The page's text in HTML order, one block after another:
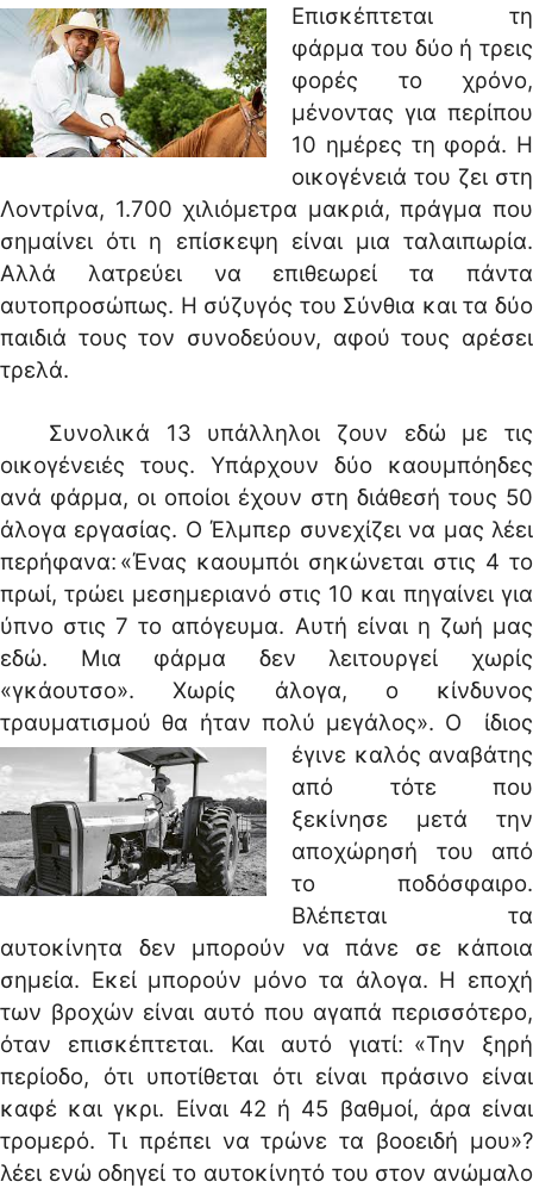
Επισκέπτεται τη
φάρμα του δύο ή τρεις
φορές το χρόνο,
μένοντας για περίπου
10 ημέρες τη φορά. Η
οικογένειά του ζει στη
Λοντρίνα, 1.700 χιλιόμετρα μακριά, πράγμα που
σημαίνει ότι η επίσκεψη είναι μια ταλαιπωρία.
Αλλά λατρεύει να επιθεωρεί τα πάντα
αυτοπροσώπως. Η σύζυγός του Σύνθια και τα δύο
παιδιά τους τον συνοδεύουν, αφού τους αρέσει
τρελά.
Συνολικά 13 υπάλληλοι ζουν εδώ με τις
οικογένειές τους. Υπάρχουν δύο καουμπόηδες
ανά φάρμα, οι οποίοι έχουν στη διάθεσή τους 50
άλογα εργασίας. Ο Έλμπερ συνεχίζει να μας λέει
περήφανα׃ «Ένας καουμπόι σηκώνεται στις 4 το
πρωί, τρώει μεσημεριανό στις 10 και πηγαίνει για
ύπνο στις 7 το απόγευμα. Αυτή είναι η ζωή μας
εδώ. Μια φάρμα δεν λειτουργεί χωρίς
«γκάουτσο». Χωρίς άλογα, ο κίνδυνος
τραυματισμού θα ήταν πολύ μεγάλος». Ο ίδιος
έγινε καλός αναβάτης
από τότε που
ξεκίνησε μετά την
αποχώρησή του από
το ποδόσφαιρο.
Βλέπεται τα
αυτοκίνητα δεν μπορούν να πάνε σε κάποια
σημεία. Εκεί μπορούν μόνο τα άλογα. Η εποχή
των βροχών είναι αυτό που αγαπά περισσότερο,
όταν επισκέπτεται. Και αυτό γιατί׃ «Την ξηρή
περίοδο, ότι υποτίθεται ότι είναι πράσινο είναι
καφέ και γκρι. Είναι 42 ή 45 βαθμοί, άρα είναι
τρομερό. Τι πρέπει να τρώνε τα βοοειδή μου»?
λέει ενώ οδηγεί το αυτοκίνητό του στον ανώμαλο